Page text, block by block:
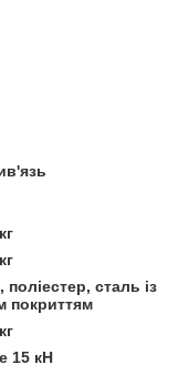
поліестер, сталь із
покриттям
15 кН